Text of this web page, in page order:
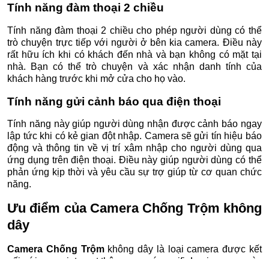
Tính năng đàm thoại 2 chiều
Tính năng đàm thoại 2 chiều cho phép người dùng có thể
trò chuyện trực tiếp với người ở bên kia camera. Điều này
rất hữu ích khi có khách đến nhà và bạn không có mặt tại
nhà. Bạn có thể trò chuyện và xác nhận danh tính của
khách hàng trước khi mở cửa cho họ vào.
Tính năng gửi cảnh báo qua điện thoại
Tính năng này giúp người dùng nhận được cảnh báo ngay
lập tức khi có kẻ gian đột nhập. Camera sẽ gửi tín hiệu báo
động và thông tin về vị trí xâm nhập cho người dùng qua
ứng dụng trên điện thoại. Điều này giúp người dùng có thể
phản ứng kịp thời và yêu cầu sự trợ giúp từ cơ quan chức
năng.
Ưu điểm của Camera Chống Trộm không
dây
Camera Chống Trộmkhông dây là loại camera được kết